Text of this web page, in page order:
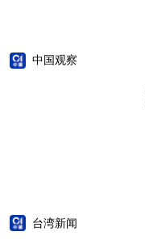
中国观察
台湾新闻